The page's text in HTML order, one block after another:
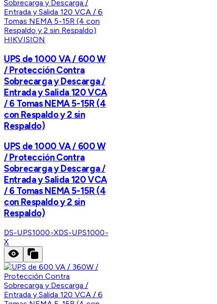
HIKVISION
UPS de 1000 VA / 600 W
/ Protección Contra
Sobrecarga y Descarga /
Entrada y Salida 120 VCA
/ 6 Tomas NEMA 5-15R (4
con Respaldo y 2 sin
Respaldo)
UPS de 1000 VA / 600 W
/ Protección Contra
Sobrecarga y Descarga /
Entrada y Salida 120 VCA
/ 6 Tomas NEMA 5-15R (4
con Respaldo y 2 sin
Respaldo)
DS-UPS1000-XDS-UPS1000-
X